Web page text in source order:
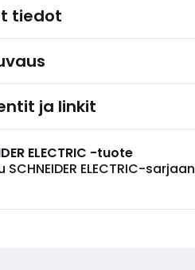
tiedot
ja linkit
ELECTRIC -tuote
ELECTRIC-sarjaan